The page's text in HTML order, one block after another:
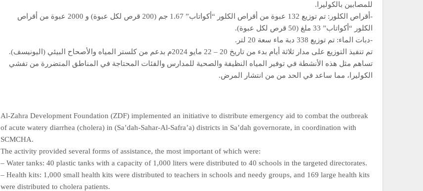
للمصابين بالكوليرا.
-أقراص الكلور: تم توزيع 132 عبوة من أقراص الكلور “أكواتاب” 1.67 جم (200 قرص لكل عبوة) و 2000 عبوة من أقراص
الكلور “أكواتاب” 33 ملغ (50 قرص لكل عبوة).
-دبات الماء: تم توزيع 338 دبة ماء سعة 20 لتر.
تم تنفيذ التوزيع على مدار ثلاثة أيام بدء من تاريخ 20 – 22 مايو 2024م بدعم من كلستر المياه والأصحاح البيئي (اليونيسف).
تساهم مثل هذه الأنشطة في توفير المياه النظيفة والصحية للمدارس والفئات المحتاجة في المناطق المتضررة من تفشي
الكوليرا، مما ساعد في الحد من من انتشار المرض.
Al-Zahra Development Foundation (ZDF) implemented an initiative to distribute emergency aid to combat the outbreak
of acute watery diarrhea (cholera) in (Sa’dah-Sahar-Al-Safra’a) districts in Sa’dah governorate, in coordination with
SCMCHA.
The activity provided several forms of assistance, the most important of which were:
– Water tanks: 40 plastic tanks with a capacity of 1,000 liters were distributed to 40 schools in the targeted directorates.
– Health kits: 1,000 small health kits were distributed to teachers in schools and needy groups, and 169 large health kits
were distributed to cholera patients.